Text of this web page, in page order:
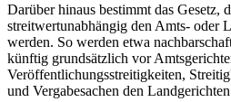
Darüber hinaus bestimmt das Gesetz,
streitwertunabhängig den Amts- oder
werden. So werden etwa
künftig grundsätzlich vor
Veröffentlichungsstreitigkeiten,
und Vergabesachen den